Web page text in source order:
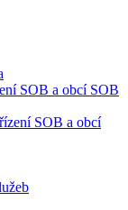
SOB a obcí SOB
SOB a obcí